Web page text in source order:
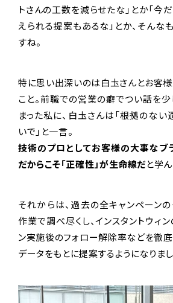
トさんの工数を減らせたな」とか「今
えられる提案もあるな」とか、そんな
すね。
特に思い出深いのは白圡さんとお客
こと。前職での営業の癖でつい話を
まった私に、白圡さんは「根拠のな
いで」と一言。
技術のプロとしてお客様の大事なブ
だからこそ「正確性」が生命線だと学
それからは、過去の全キャンペーン
作業で調べ尽くし、インスタントウィ
ン実施後のフォロー解除率などを徹
データをもとに提案するようになりまし